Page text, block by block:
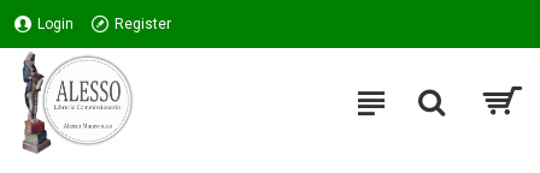
Login Register